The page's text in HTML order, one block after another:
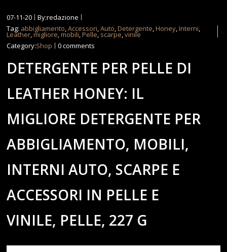
07-11-20
By:redazione
Tag: abbigliamento,Accessori,Auto,Detergente,Honey,Interni,
Leather,migliore,mobili,Pelle, scarpe,vinile
Category:Shop 0 comments
DETERGENTE PER PELLE DI
LEATHER HONEY: IL
MIGLIORE DETERGENTE PER
ABBIGLIAMENTO, MOBILI,
INTERNI AUTO, SCARPE E
ACCESSORI IN PELLE E
VINILE, PELLE, 227 G